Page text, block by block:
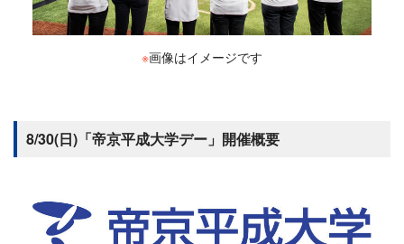
※画像はイメージです
8/30(日)「帝京平成大学デー」開催概要